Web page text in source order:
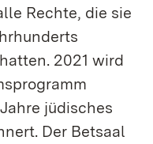
Rechte, die sie
2021 wird
jüdisches
Der Betsaal